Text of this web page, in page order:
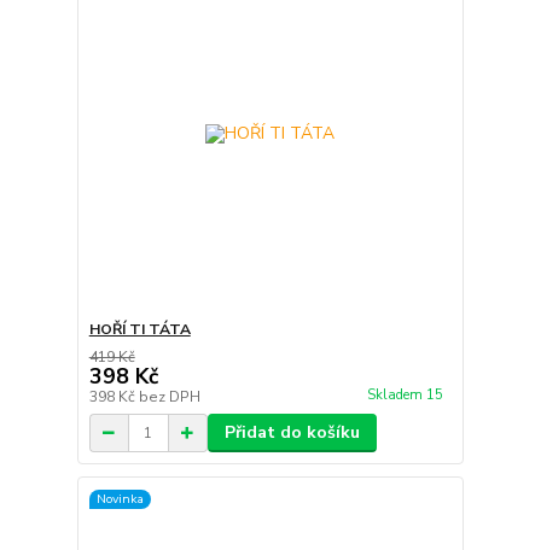
HOŘÍ TI TÁTA
419 Kč
398 Kč
398 Kč bez DPH Skladem 15
Přidat do košíku
Novinka